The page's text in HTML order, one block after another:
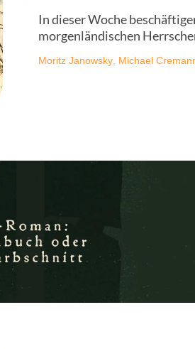
In dieser Woche
morgenländischen
Moritz Janowsky Michael